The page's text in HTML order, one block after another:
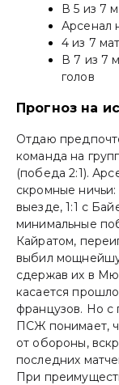
В 5 из 7
Арсенал
4 из 7
В 7 из 7
голов
Прогноз на
Отдаю
команда на
(победа 2:1).
скромные ничьи:
выезде, 1:1 с
минимальные
Кайратом,
выбил
сдержав их в
касается
французов. Но с
ПСЖ понимает,
от обороны,
последних
При